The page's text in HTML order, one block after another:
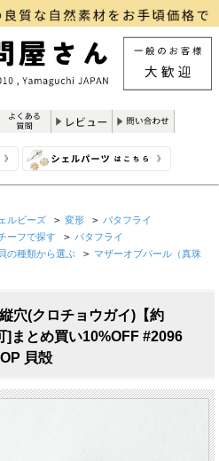
ルビーズ > 変形 > バタフライ
ーフで探す > バタフライ
貝の種類から選ぶ > マザーオブパール（真珠
穴(クロチョウガイ)【約
]まとめ買い10%OFF #2096
貝殻